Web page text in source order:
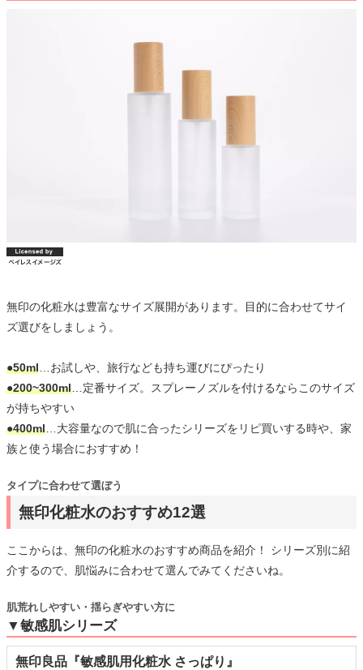
無印の化粧水は豊富なサイズ展開があります。目的に合わせてサイ
ズ選びをしましょう。
●50ml…お試しや、旅行なども持ち運びにぴったり
●200~300ml…定番サイズ。スプレーノズルを付けるならこのサイズ
が持ちやすい
●400ml…大容量なので肌に合ったシリーズをリピ買いする時や、家
族と使う場合におすすめ！
無印化粧水のおすすめ12選
タイプに合わせて選ぼう
ここからは、無印の化粧水のおすすめ商品を紹介！ シリーズ別に紹
介するので、肌悩みに合わせて選んでみてくださいね。
▼敏感肌シリーズ
肌荒れしやすい・揺らぎやすい方に
無印良品『敏感肌用化粧水 さっぱり』